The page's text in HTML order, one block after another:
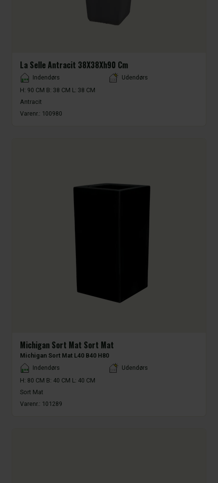
La Selle Antracit 38X38Xh90 Cm
Placement
Indendørs
Udendørs
H: 90 CM B: 38 CM L: 38 CM
Antracit
Varenr.: 100980
Michigan Sort Mat Sort Mat
Michigan Sort Mat L40 B40 H80
Placement
Indendørs
Udendørs
H: 80 CM B: 40 CM L: 40 CM
Sort Mat
Varenr.: 101289